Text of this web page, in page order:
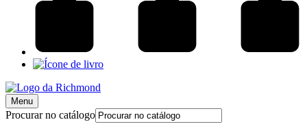
Menu
Procurar no catálogo